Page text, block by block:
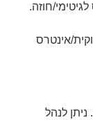
חוזה.
אינטרס
לנהל